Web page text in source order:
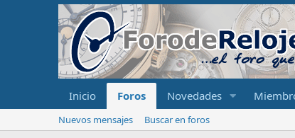
Inicio Foros Novedades
Nuevos mensajes Buscar en foros